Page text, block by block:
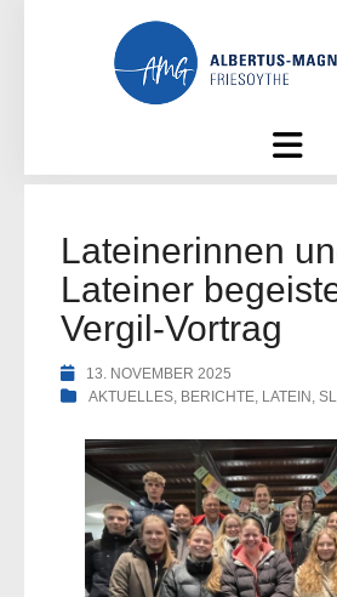
Lateinerinnen
Lateiner
Vergil-Vortrag
13. NOVEMBER 2025
AKTUELLES, BERICHTE, LATEIN ,